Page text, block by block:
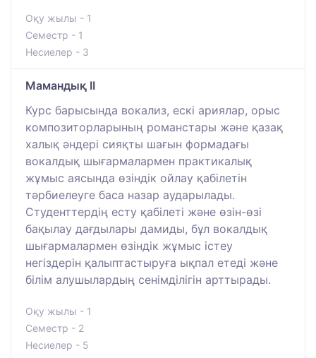
Оқу жылы - 1
Семестр - 1
Несиелер - 3
Мамандық ІІ
Курс барысында вокализ, ескі ариялар, орыс
композиторларының романстары және қазақ
халық әндері сияқты шағын формадағы
вокалдық шығармалармен практикалық
жұмыс аясында өзіндік ойлау қабілетін
тәрбиелеуге баса назар аударылады.
Студенттердің есту қабілеті және өзін-өзі
бақылау дағдылары дамиды, бұл вокалдық
шығармалармен өзіндік жұмыс істеу
негіздерін қалыптастыруға ықпал етеді және
білім алушылардың сенімділігін арттырады.
Оқу жылы - 1
Семестр - 2
Несиелер - 5